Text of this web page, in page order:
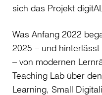
sich das Projekt
Was Anfang 2022
2025 – und
– von modernen
Teaching Lab über
Learning, Small